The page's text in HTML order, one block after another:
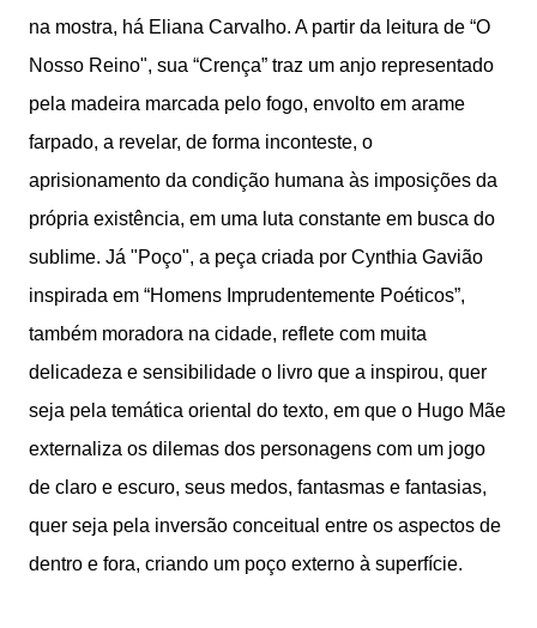
na mostra, há Eliana Carvalho. A partir da leitura de “O
Nosso Reino", sua “Crença” traz um anjo representado
pela madeira marcada pelo fogo, envolto em arame
farpado, a revelar, de forma inconteste, o
aprisionamento da condição humana às imposições da
própria existência, em uma luta constante em busca do
sublime. Já "Poço", a peça criada por Cynthia Gavião
inspirada em “Homens Imprudentemente Poéticos”,
também moradora na cidade, reflete com muita
delicadeza e sensibilidade o livro que a inspirou, quer
seja pela temática oriental do texto, em que o Hugo Mãe
externaliza os dilemas dos personagens com um jogo
de claro e escuro, seus medos, fantasmas e fantasias,
quer seja pela inversão conceitual entre os aspectos de
dentro e fora, criando um poço externo à superfície.